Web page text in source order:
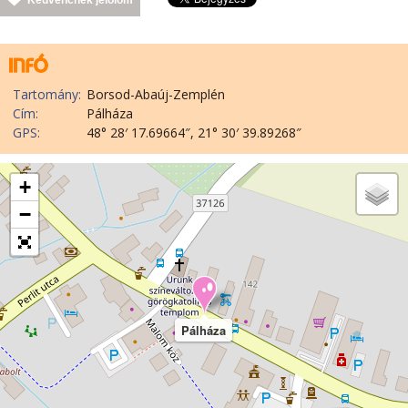
Tartomány: Borsod-Abaúj-Zemplén
Cím:
Pálháza
GPS:
48° 28′ 17.69664″, 21° 30′ 39.89268″
Pálháza
+
−